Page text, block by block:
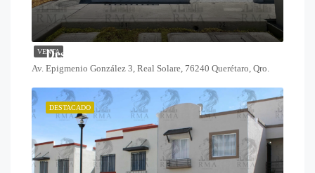
VENTA
Desde $1,825,000
Av. Epigmenio González 3, Real Solare, 76240 Querétaro, Qro.
DESTACADO